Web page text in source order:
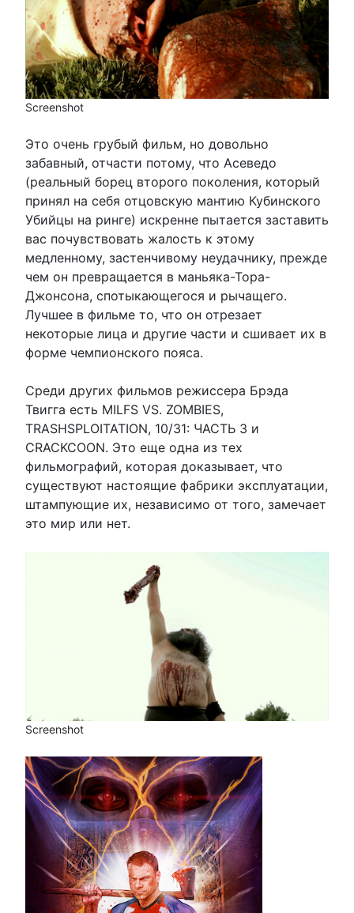
Screenshot
Это очень грубый фильм, но довольно
забавный, отчасти потому, что Асеведо
(реальный борец второго поколения, который
принял на себя отцовскую мантию Кубинского
Убийцы на ринге) искренне пытается заставить
вас почувствовать жалость к этому
медленному, застенчивому неудачнику, прежде
чем он превращается в маньяка-Тора-
Джонсона, спотыкающегося и рычащего.
Лучшее в фильме то, что он отрезает
некоторые лица и другие части и сшивает их в
форме чемпионского пояса.
Среди других фильмов режиссера Брэда
Твигга есть MILFS VS. ZOMBIES,
TRASHSPLOITATION, 10/31: ЧАСТЬ 3 и
CRACKCOON. Это еще одна из тех
фильмографий, которая доказывает, что
существуют настоящие фабрики эксплуатации,
штампующие их, независимо от того, замечает
это мир или нет.
Screenshot